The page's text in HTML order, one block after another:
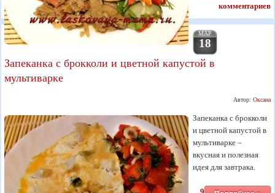
комментариев
МАР
18
Запеканка с брокколи и цветной капустой в
мультиварке
Автор: Оксана
Запеканка с брокколи
и цветной капустой в
мультиварке –
вкусная и полезная
идея для завтрака.